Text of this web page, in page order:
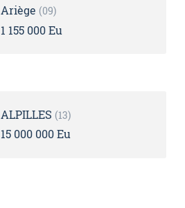
Ariège 09
1 155 000 Eu
ALPILLES 13
15 000 000 Eu